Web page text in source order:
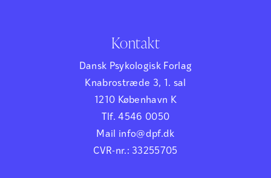
Kontakt
Dansk Psykologisk Forlag
Knabrostræde 3, 1. sal
1210 København K
Tlf. 4546 0050
Mail info@dpf.dk
CVR-nr.: 33255705